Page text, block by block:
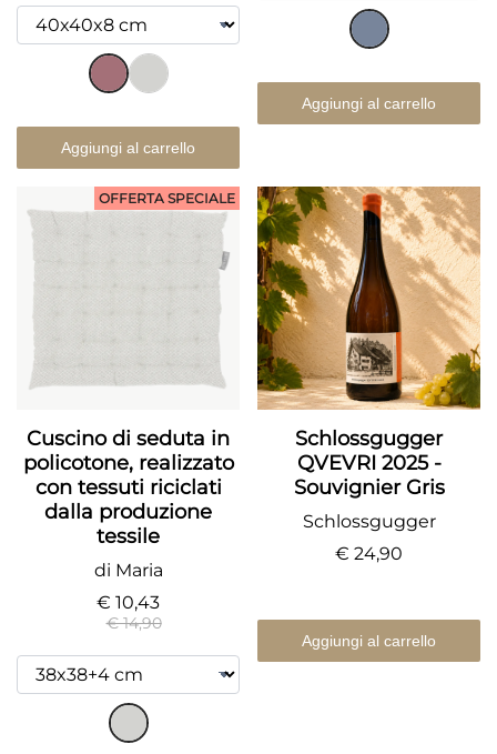
Aggiungi al carrello
Aggiungi al carrello
Cuscino di seduta in
policotone, realizzato
con tessuti riciclati
dalla produzione
tessile
OFFERTA SPECIALE
di Maria
€ 10,43
€ 14,90
Schlossgugger
QVEVRI 2025 -
Souvignier Gris
Schlossgugger
€ 24,90
Aggiungi al carrello